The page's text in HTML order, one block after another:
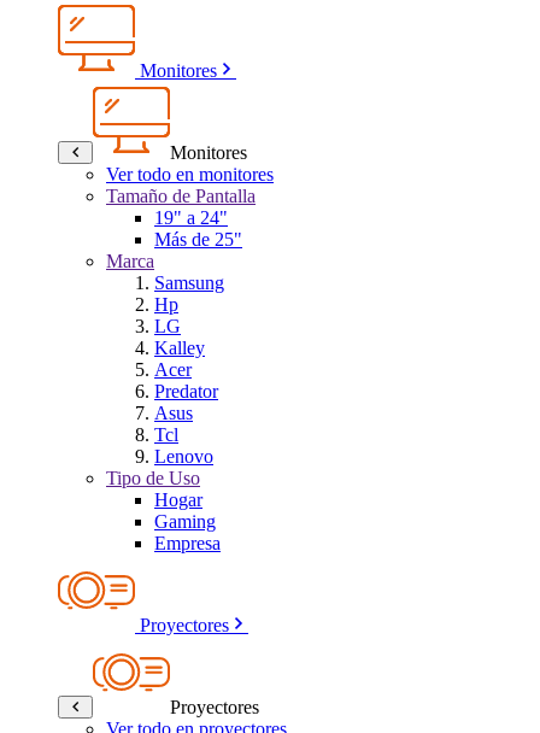
Monitores
Monitores
Ver todo en monitores
Tamaño de Pantalla
19" a 24"
Más de 25"
Marca
Samsung
Hp
LG
Kalley
Acer
Predator
Asus
Tcl
Lenovo
Tipo de Uso
Hogar
Gaming
Empresa
Proyectores
Proyectores
Ver todo en proyectores